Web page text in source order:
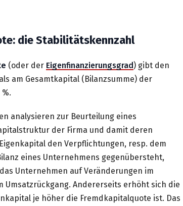
die Stabilitätskennzahl
(oder der Eigenfinanzierungsgrad) gibtden
am Gesamtkapital (Bilanzsumme) der
analysieren zur Beurteilung eines
der Firma und damit deren
den Verpflichtungen, resp. dem
eines Unternehmens gegenübersteht,
Unternehmen auf Veränderungen im
Umsatzrückgang. Andererseits erhöht sich die
je höher die Fremdkapitalquote ist. Das